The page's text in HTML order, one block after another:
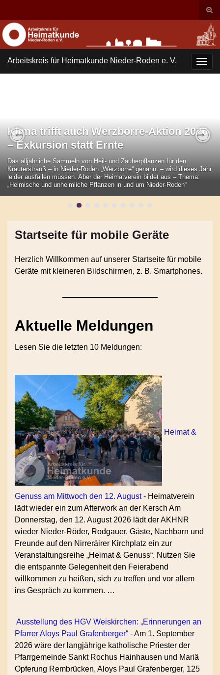
Search for:
Arbeitskreis für Heimatkunde Nieder-Roden e. V.
Klima trifft auch Werzborre-Aktion 2026
– Exkursion statt Ernte
Das alljährliche Sammeln von Heil- und Zauberpflanzen für den
Kräuterstrauß – in Nieder-Roden „Werzborre“ genannt – wird dieses Jahr
leider ausfallen müssen. Aber der Heimatverein bildet aus – Thema:
„Heimische und unheimliche Pflanzen in und um Nieder-Roden“
Previous
Startseite für mobile Geräte
Herzlich Willkommen auf unserer Startseite für mobile
Geräte mit kleineren Bildschirmen, z. B. Smartphones.
Aktuelle Meldungen
Lesen Sie die letzten 10 Meldungen:
Heimat &
Genuss am Mittwoch den 12. August - Heimatverein
lädt wieder ein zum Afterwork an der Kersch Am
Donnerstag, den 12. August 2026 lädt der AKHNR
wieder Nieder-Röder, Rodgauer, Gäste, Nachbarn und
Freunde auf den Nirreräirer Kirchplatz ein zur
Veranstaltungsreihe „Heimat & Genuss“. Nutzen Sie
die entspannte Gelegenheit den Feierabend
willkommen zu heißen, sich zu treffen und vor allem
ins Gespräch zu kommen. …
Ausstellung des HGV Weiskirchen: „Erinnerungen an
Pfarrer Aloys Paul Grafenberger“ -Am 1. September
2026 wäre der langjährige katholische Priester der
Pfarrgemeinde Sankt Rochus Hainhausen und Mariä
Opferung Rembrücken, Aloys Paul Grafenberger, 125